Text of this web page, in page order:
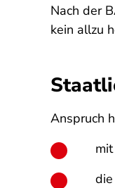
Nach der
kein allzu
Anspruch